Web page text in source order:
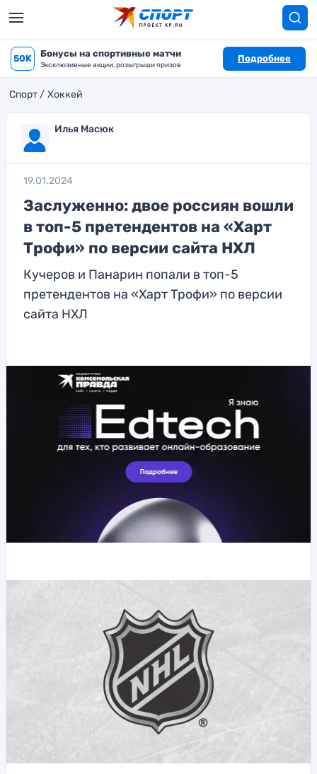
50K Бонусы на спортивные матчи
Эксклюзивные акции, розыгрыши призов
Подробнее
Спорт Хоккей
Илья Масюк
19.01.2024
Заслуженно: двое россиян вошли
в топ-5 претендентов на «Харт
Трофи» по версии сайта НХЛ
Кучеров и Панарин попали в топ-5
претендентов на «Харт Трофи» по версии
сайта НХЛ